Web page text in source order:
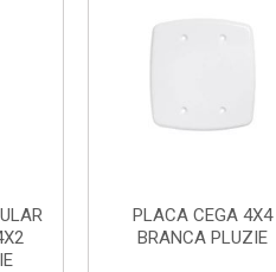
PLACA CEGA 4X4
BRANCA PLUZIE